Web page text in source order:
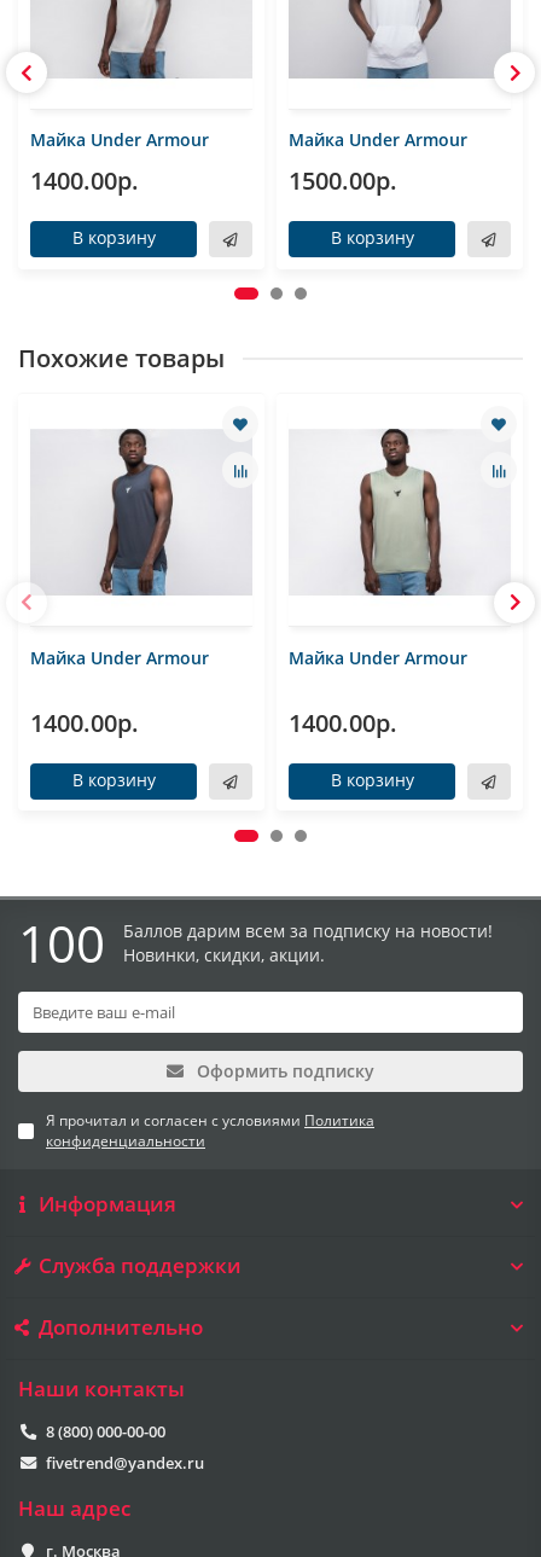
Майка Under Armour
1400.00р.
В корзину
Майка Under Armour
1500.00р.
В корзину
Похожие товары
Майка Under Armour
1400.00р.
В корзину
Майка Under Armour
1400.00р.
В корзину
100
Баллов дарим всем за подписку на новости!
Новинки, скидки, акции.
Оформить подписку
Я прочитал и согласен с условиями Политика
конфиденциальности
Информация
Служба поддержки
Дополнительно
Наши контакты
8 (800) 000-00-00
fivetrend@yandex.ru
Наш адрес
г. Москва